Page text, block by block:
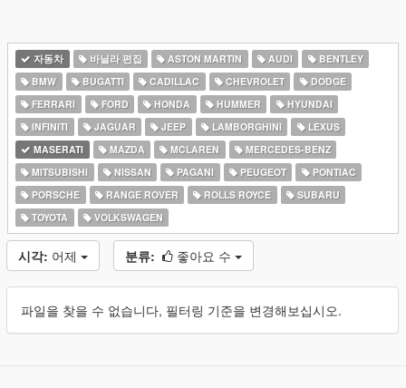
자동차 바닐라 편집 ASTON MARTIN AUDI
BENTLEY
BMW
BUGATTI CADILLAC CHEVROLET
DODGE
FERRARI
FORD HONDA HUMMER
HYUNDAI
INFINITI
JAGUAR JEEP LAMBORGHINI
LEXUS
MASERATI
MAZDA MCLAREN
MERCEDES-BENZ
MITSUBISHI
NISSAN PAGANI PEUGEOT
PONTIAC
PORSCHE
RANGE ROVER ROLLS ROYCE
SUBARU
TOYOTA
VOLKSWAGEN
시각: 어제 분류: 좋아요 수
파일을 찾을 수 없습니다, 필터링 기준을 변경해보십시오.